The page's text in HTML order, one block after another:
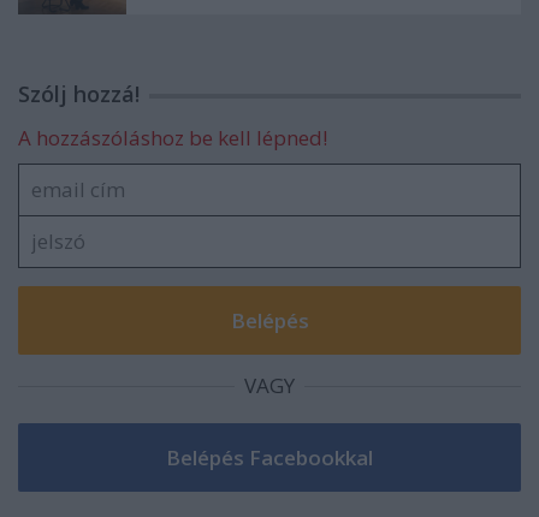
Szólj hozzá!
A hozzászóláshoz be kell lépned!
VAGY